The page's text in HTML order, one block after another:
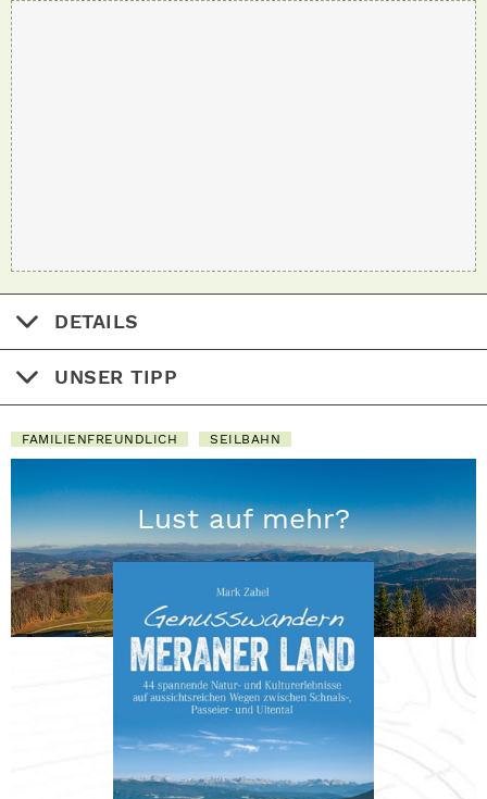
DETAILS
UNSER TIPP
FAMILIENFREUNDLICH SEILBAHN
Lust auf mehr?